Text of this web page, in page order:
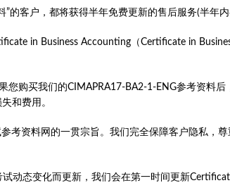
”的客户，都将获得半年免费更新的售后服务(半年
in Business Accounting（Certificate in
您购买我们的CIMAPRA17-BA2-1-ENG参考资
和费用。
考资料网的一贯宗旨。我们完全保障客户隐私，
动态变化而更新，我们会在第一时间更新